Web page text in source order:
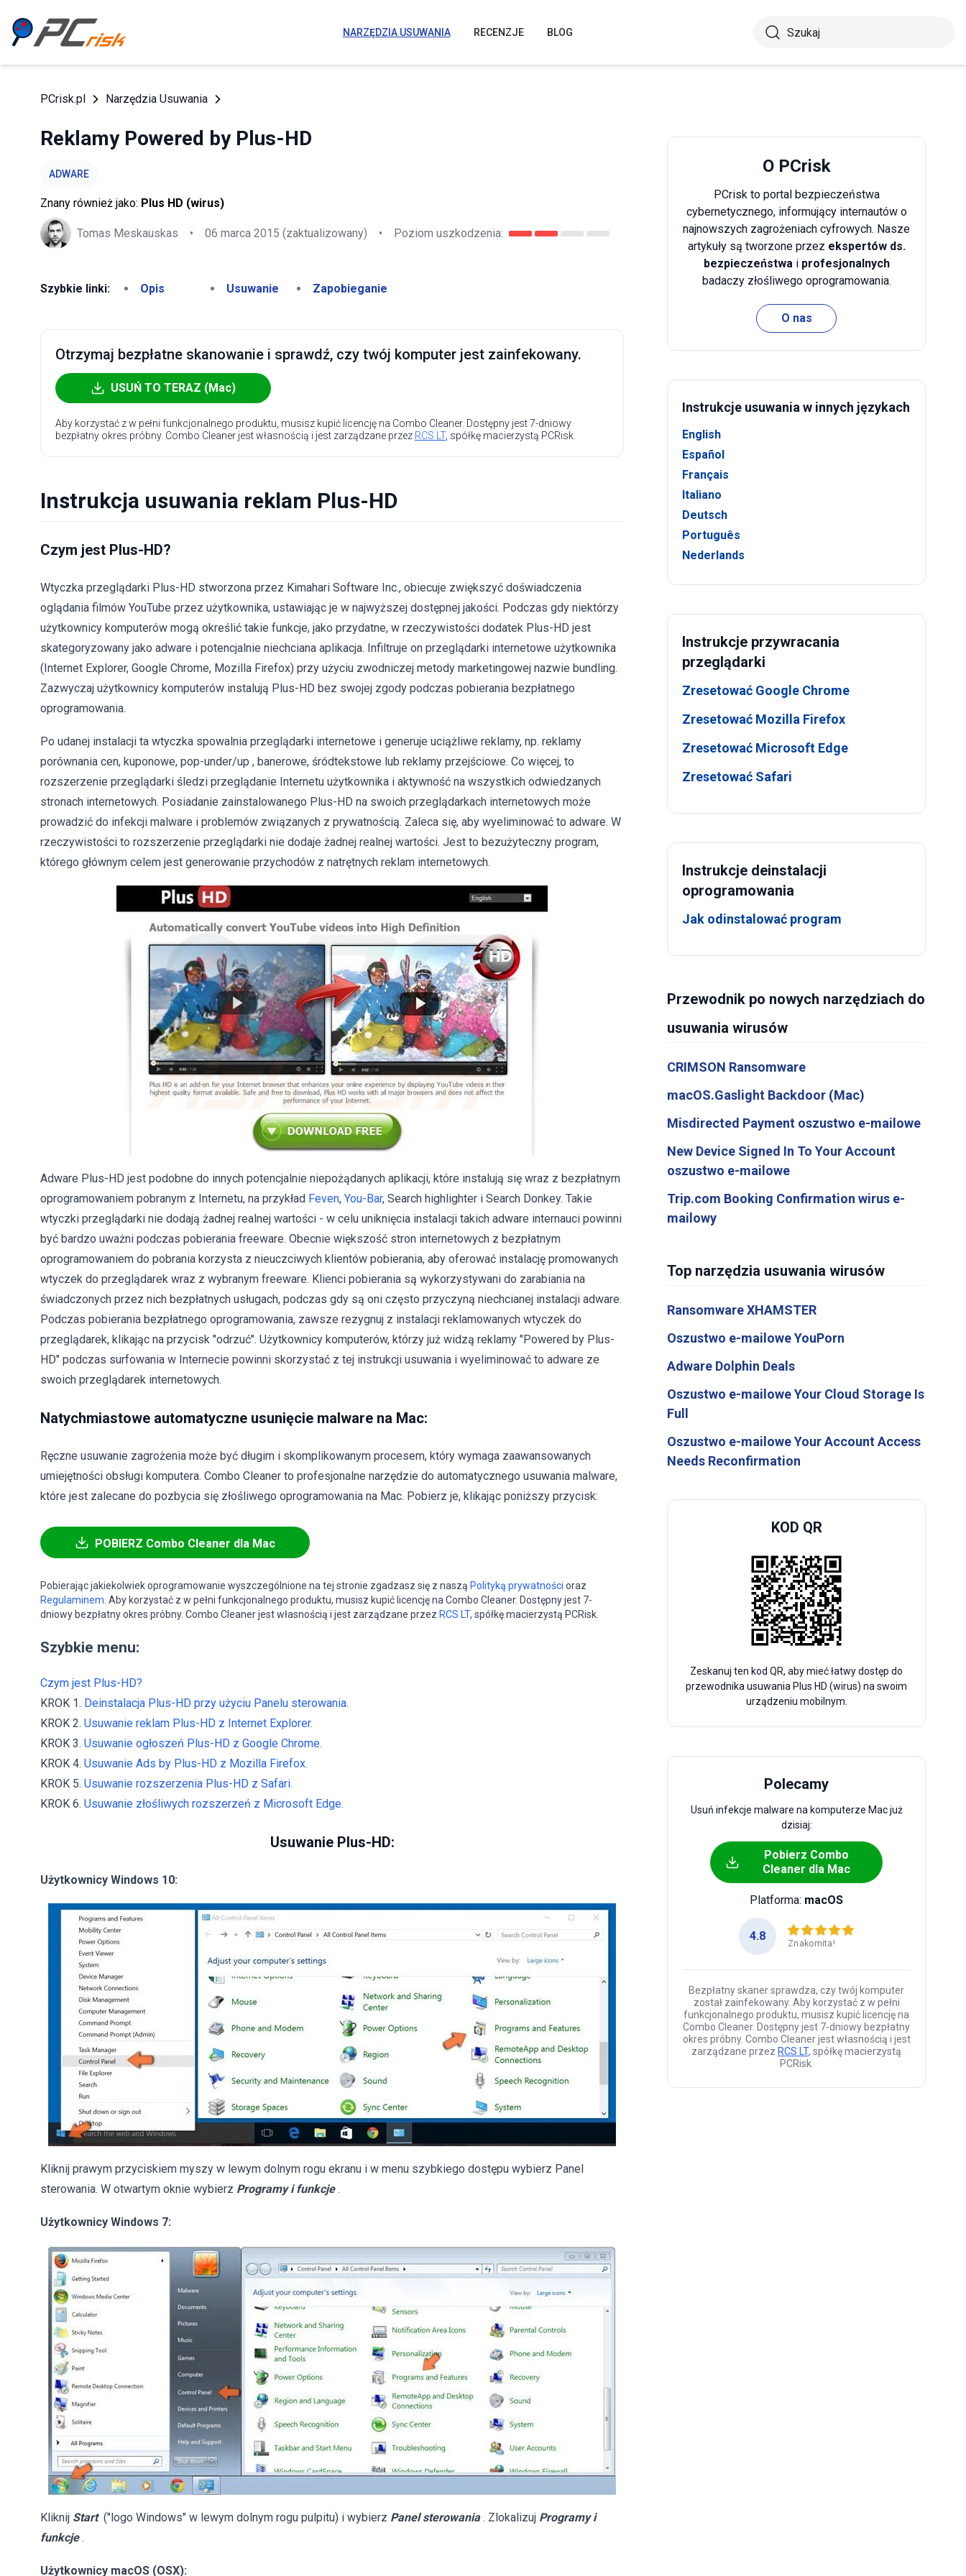
NARZĘDZIA USUWANIA RECENZJE BLOG
PCrisk.pl Narzędzia Usuwania
Reklamy Powered by Plus-HD
ADWARE
Znany również jako: Plus HD (wirus)
Tomas Meskauskas • 06 marca 2015 (zaktualizowany) • Poziom uszkodzenia:
Szybkie linki: Opis Usuwanie Zapobieganie
Otrzymaj bezpłatne skanowanie i sprawdź, czy twój komputer jest zainfekowany.
USUŃ TO TERAZ (Mac)
Aby korzystać z w pełni funkcjonalnego produktu, musisz kupić licencję na Combo Cleaner. Dostępny jest 7-dniowy
bezpłatny okres próbny. Combo Cleaner jest własnością i jest zarządzane przez RCS LT, spółkę macierzystą PCRisk.
Instrukcja usuwania reklam Plus-HD
Czym jest Plus-HD?
Wtyczka przeglądarki Plus-HD stworzona przez Kimahari Software Inc., obiecuje zwiększyć doświadczenia
oglądania filmów YouTube przez użytkownika, ustawiając je w najwyższej dostępnej jakości. Podczas gdy niektórzy
użytkownicy komputerów mogą określić takie funkcje, jako przydatne, w rzeczywistości dodatek Plus-HD jest
skategoryzowany jako adware i potencjalnie niechciana aplikacja. Infiltruje on przeglądarki internetowe użytkownika
(Internet Explorer, Google Chrome, Mozilla Firefox) przy użyciu zwodniczej metody marketingowej nazwie bundling.
Zazwyczaj użytkownicy komputerów instalują Plus-HD bez swojej zgody podczas pobierania bezpłatnego
oprogramowania.
Po udanej instalacji ta wtyczka spowalnia przeglądarki internetowe i generuje uciążliwe reklamy, np. reklamy
porównania cen, kuponowe, pop-under/up , banerowe, śródtekstowe lub reklamy przejściowe. Co więcej, to
rozszerzenie przeglądarki śledzi przeglądanie Internetu użytkownika i aktywność na wszystkich odwiedzanych
stronach internetowych. Posiadanie zainstalowanego Plus-HD na swoich przeglądarkach internetowych może
prowadzić do infekcji malware i problemów związanych z prywatnością. Zaleca się, aby wyeliminować to adware. W
rzeczywistości to rozszerzenie przeglądarki nie dodaje żadnej realnej wartości. Jest to bezużyteczny program,
którego głównym celem jest generowanie przychodów z natrętnych reklam internetowych.
Adware Plus-HD jest podobne do innych potencjalnie niepożądanych aplikacji, które instalują się wraz z bezpłatnym
oprogramowaniem pobranym z Internetu, na przykład Feven, You-Bar, Search highlighter i Search Donkey. Takie
wtyczki przeglądarki nie dodają żadnej realnej wartości - w celu uniknięcia instalacji takich adware internauci powinni
być bardzo uważni podczas pobierania freeware. Obecnie większość stron internetowych z bezpłatnym
oprogramowaniem do pobrania korzysta z nieuczciwych klientów pobierania, aby oferować instalację promowanych
wtyczek do przeglądarek wraz z wybranym freeware. Klienci pobierania są wykorzystywani do zarabiania na
świadczonych przez nich bezpłatnych usługach, podczas gdy są oni często przyczyną niechcianej instalacji adware.
Podczas pobierania bezpłatnego oprogramowania, zawsze rezygnuj z instalacji reklamowanych wtyczek do
przeglądarek, klikając na przycisk "odrzuć". Użytkownicy komputerów, którzy już widzą reklamy "Powered by Plus-
HD" podczas surfowania w Internecie powinni skorzystać z tej instrukcji usuwania i wyeliminować to adware ze
swoich przeglądarek internetowych.
Natychmiastowe automatyczne usunięcie malware na Mac:
Ręczne usuwanie zagrożenia może być długim i skomplikowanym procesem, który wymaga zaawansowanych
umiejętności obsługi komputera. Combo Cleaner to profesjonalne narzędzie do automatycznego usuwania malware,
które jest zalecane do pozbycia się złośliwego oprogramowania na Mac. Pobierz je, klikając poniższy przycisk:
POBIERZ Combo Cleaner dla Mac
Pobierając jakiekolwiek oprogramowanie wyszczególnione na tej stronie zgadzasz się z naszą Polityką prywatności oraz
Regulaminem . Aby korzystać z w pełni funkcjonalnego produktu, musisz kupić licencję na Combo Cleaner. Dostępny jest 7-
dniowy bezpłatny okres próbny. Combo Cleaner jest własnością i jest zarządzane przez RCS LT, spółkę macierzystą PCRisk.
Szybkie menu:
Czym jest Plus-HD?
KROK 1. Deinstalacja Plus-HD przy użyciu Panelu sterowania.
KROK 2. Usuwanie reklam Plus-HD z Internet Explorer.
KROK 3. Usuwanie ogłoszeń Plus-HD z Google Chrome.
KROK 4. Usuwanie Ads by Plus-HD z Mozilla Firefox.
KROK 5. Usuwanie rozszerzenia Plus-HD z Safari.
KROK 6. Usuwanie złośliwych rozszerzeń z Microsoft Edge.
Usuwanie Plus-HD:
Użytkownicy Windows 10:
Kliknij prawym przyciskiem myszy w lewym dolnym rogu ekranu i w menu szybkiego dostępu wybierz Panel
sterowania. W otwartym oknie wybierz Programy i funkcje .
Użytkownicy Windows 7:
Kliknij Start ("logo Windows" w lewym dolnym rogu pulpitu) i wybierz Panel sterowania . Zlokalizuj Programy i
funkcje .
Użytkownicy macOS (OSX):
O PCrisk
PCrisk to portal bezpieczeństwa
cybernetycznego, informujący internautów o
najnowszych zagrożeniach cyfrowych. Nasze
artykuły są tworzone przez ekspertów ds.
bezpieczeństwai profesjonalnych
badaczy złośliwego oprogramowania.
O nas
Instrukcje usuwania w innych językach
English
Español
Français
Italiano
Deutsch
Português
Nederlands
Instrukcje przywracania
przeglądarki
Zresetować Google Chrome
Zresetować Mozilla Firefox
Zresetować Microsoft Edge
Zresetować Safari
Instrukcje deinstalacji
oprogramowania
Jak odinstalować program
Przewodnik po nowych narzędziach do
usuwania wirusów
CRIMSON Ransomware
macOS.Gaslight Backdoor (Mac)
Misdirected Payment oszustwo e-mailowe
New Device Signed In To Your Account
oszustwo e-mailowe
Trip.com Booking Confirmation wirus e-
mailowy
Top narzędzia usuwania wirusów
Ransomware XHAMSTER
Oszustwo e-mailowe YouPorn
Adware Dolphin Deals
Oszustwo e-mailowe Your Cloud Storage Is
Full
Oszustwo e-mailowe Your Account Access
Needs Reconfirmation
KOD QR
Zeskanuj ten kod QR, aby mieć łatwy dostęp do
przewodnika usuwania Plus HD (wirus) na swoim
urządzeniu mobilnym.
Polecamy
Usuń infekcje malware na komputerze Mac już
dzisiaj:
Pobierz Combo
Cleaner dla Mac
Platforma: macOS
4.8
Znakomita!
Bezpłatny skaner sprawdza, czy twój komputer
został zainfekowany. Aby korzystać z w pełni
funkcjonalnego produktu, musisz kupić licencję na
Combo Cleaner. Dostępny jest 7-dniowy bezpłatny
okres próbny. Combo Cleaner jest własnością i jest
zarządzane przez RCS LT, spółkę macierzystą
PCRisk.